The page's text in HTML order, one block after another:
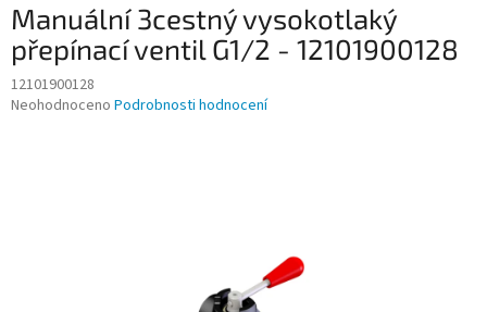
Manuální 3cestný vysokotlaký
přepínací ventil G1/2 - 12101900128
12101900128
Průměrné
Neohodnoceno Podrobnosti hodnocení